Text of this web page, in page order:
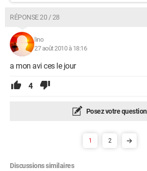
RÉPONSE 20 / 28
lino
27 août 2010 à 18:16
a mon avi ces le jour
4
Posez votre question
1 2
Discussions similaires